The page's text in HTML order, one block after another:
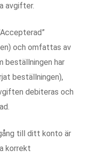
avgifter.
och omfattas av
beställningen har
beställningen),
debiteras och
till ditt konto är
korrekt